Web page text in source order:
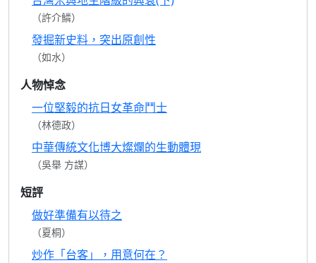
（許介鱗）
發掘新史料，突出原創性
（如水）
人物悼念
一位堅毅的抗日女革命鬥士
（林德政）
中華傳統文化博大燦爛的生動體現
（吳舉 方謀）
短評
做好準備有以待之
（夏桐）
炒作「台客」，用意何在？